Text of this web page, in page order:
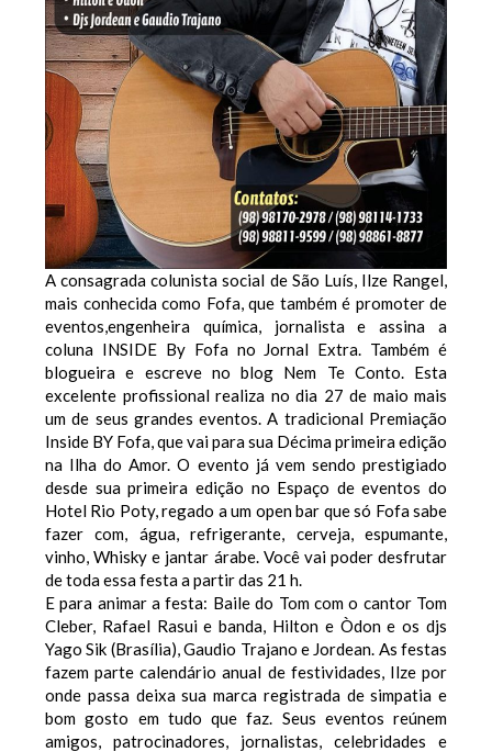
A consagrada colunista social de São Luís, Ilze Rangel,
mais conhecida como Fofa, que também é promoter de
eventos,engenheira química, jornalista e assina a
coluna INSIDE By Fofa no Jornal Extra. Também é
blogueira e escreve no blog Nem Te Conto. Esta
excelente profissional realiza no dia 27 de maio mais
um de seus grandes eventos. A tradicional Premiação
Inside BY Fofa, que vai para sua Décima primeira edição
na Ilha do Amor. O evento já vem sendo prestigiado
desde sua primeira edição no Espaço de eventos do
Hotel Rio Poty, regado a um open bar que só Fofa sabe
fazer com, água, refrigerante, cerveja, espumante,
vinho, Whisky e jantar árabe. Você vai poder desfrutar
de toda essa festa a partir das 21 h.
E para animar a festa: Baile do Tom com o cantor Tom
Cleber, Rafael Rasui e banda, Hilton e Òdon e os djs
Yago Sik (Brasília), Gaudio Trajano e Jordean. As festas
fazem parte calendário anual de festividades, Ilze por
onde passa deixa sua marca registrada de simpatia e
bom gosto em tudo que faz. Seus eventos reúnem
amigos, patrocinadores, jornalistas, celebridades e